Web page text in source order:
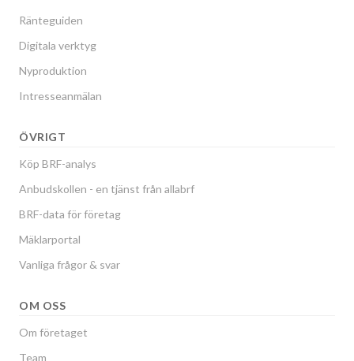
Ränteguiden
Digitala verktyg
Nyproduktion
Intresseanmälan
ÖVRIGT
Köp BRF-analys
Anbudskollen - en tjänst från allabrf
BRF-data för företag
Mäklarportal
Vanliga frågor & svar
OM OSS
Om företaget
Team